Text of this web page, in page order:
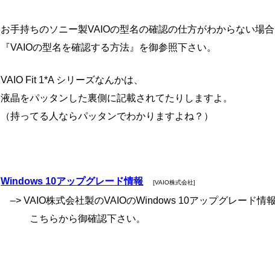
お手持ちのソニー製VAIOの型名の確認の仕方がわからない場
『VAIOの型名を確認する方法』を御参照下さい。
VAIO Fit 1*A シリーズなんかは、
液晶をパッタンした裏側に記載されてたりしますよ。
（持ってる人ならパッタンでわかりますよね？）
Windows 10アップグレード情報 [VAIO株式会社]
–> VAIO株式会社製のVAIOのWindows 10アップグレード情
こちらから御確認下さい。